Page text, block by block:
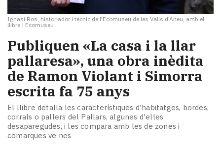
Ignasi Ros, historiador i tècnic de l'Ecomuseu de les Valls d'Àneu, amb el
llibre | Ecomuseu
Publiquen «La casa i la llar
pallaresa», una obra inèdita
de Ramon Violant i Simorra
escrita fa 75 anys
El llibre detalla les característiques d'habitatges, bordes,
corrals o pallers del Pallars, algunes d'elles
desaparegudes, i les compara amb les de zones i
comarques veïnes